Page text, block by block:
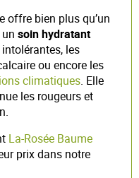
offre bien plus qu’un
soin hydratant
les
ou encore les
climatiques. Elle
les rougeurs et
La-Rosée Baume
prix dans notre